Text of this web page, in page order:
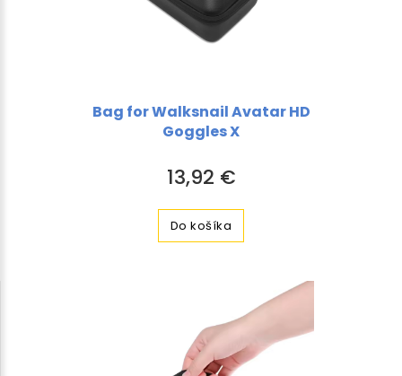
Bag for Walksnail Avatar HD
Goggles X
13,92 €
Do košíka